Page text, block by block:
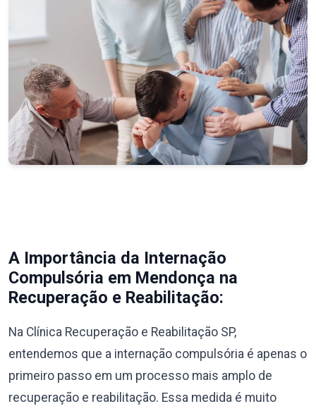
A Importância da Internação
Compulsória em Mendonça na
Recuperação e Reabilitação:
Na Clínica Recuperação e Reabilitação SP,
entendemos que a internação compulsória é apenas o
primeiro passo em um processo mais amplo de
recuperação e reabilitação. Essa medida é muito